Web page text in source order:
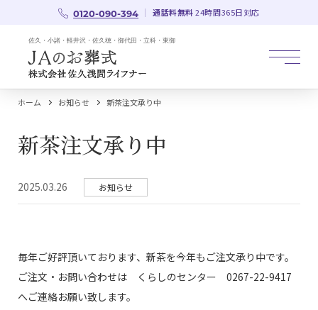
通話料無料24時間365日対応
0120-090-394
ホーム お知らせ 新茶注文承り中
新茶注文承り中
2025.03.26 お知らせ
毎年ご好評頂いております、新茶を今年もご注文承り中です。
ご注文・お問い合わせは くらしのセンター 0267-22-9417
へご連絡お願い致します。